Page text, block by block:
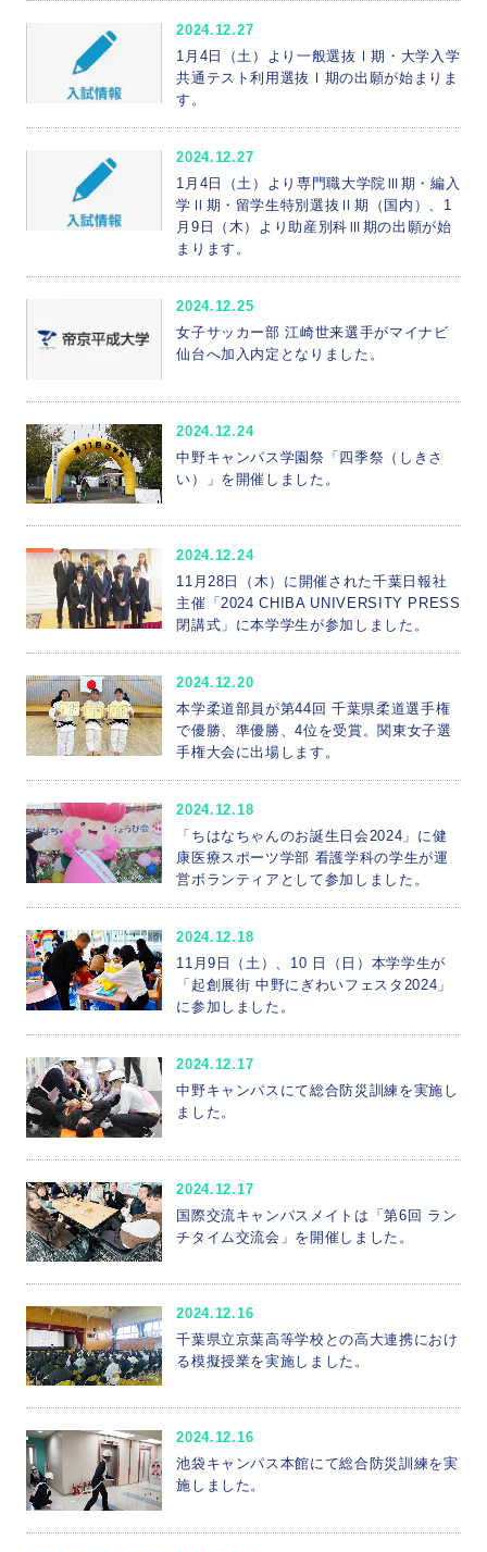
2024.12.27
1月4日（土）より一般選抜Ⅰ期・大学入学
共通テスト利用選抜Ⅰ期の出願が始まりま
す。
2024.12.27
1月4日（土）より専門職大学院Ⅲ期・編入
学Ⅱ期・留学生特別選抜Ⅱ期（国内）、1
月9日（木）より助産別科Ⅲ期の出願が始
まります。
2024.12.25
女子サッカー部 江崎世来選手がマイナビ
仙台へ加入内定となりました。
2024.12.24
中野キャンパス学園祭「四季祭（しきさ
い）」を開催しました。
2024.12.24
11月28日（木）に開催された千葉日報社
主催「2024 CHIBA UNIVERSITY PRESS
閉講式」に本学学生が参加しました。
2024.12.20
本学柔道部員が第44回 千葉県柔道選手権
で優勝、準優勝、4位を受賞。関東女子選
手権大会に出場します。
2024.12.18
「ちはなちゃんのお誕生日会2024」に健
康医療スポーツ学部 看護学科の学生が運
営ボランティアとして参加しました。
2024.12.18
11月9日（土）、10 日（日）本学学生が
「起創展街 中野にぎわいフェスタ2024」
に参加しました。
2024.12.17
中野キャンパスにて総合防災訓練を実施し
ました。
2024.12.17
国際交流キャンパスメイトは「第6回 ラン
チタイム交流会」を開催しました。
2024.12.16
千葉県立京葉高等学校との高大連携におけ
る模擬授業を実施しました。
2024.12.16
池袋キャンパス本館にて総合防災訓練を実
施しました。